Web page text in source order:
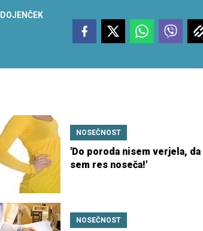
DOJENČEK
NOSEČNOST
'Do poroda nisem verjela, da
sem res noseča!'
NOSEČNOST